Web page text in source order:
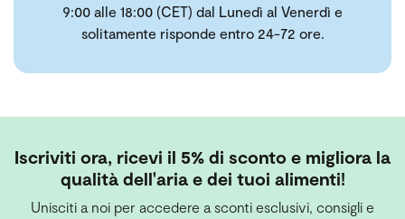
9:00 alle 18:00 (CET) dal Lunedì al Venerdì e
solitamente risponde entro 24-72 ore.
Iscriviti ora, ricevi il 5% di sconto e migliora la
qualità dell'aria e dei tuoi alimenti!
Unisciti a noi per accedere a sconti esclusivi, consigli e